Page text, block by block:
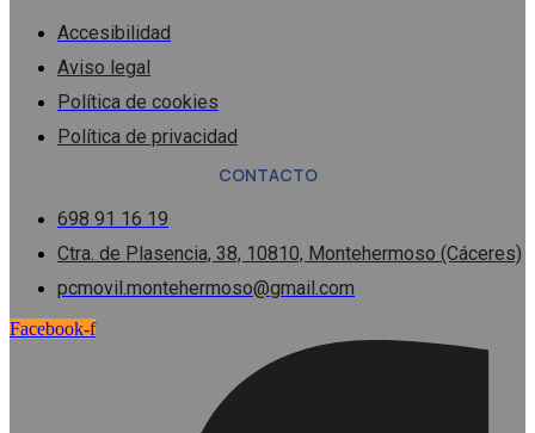
Accesibilidad
Aviso legal
Política de cookies
Política de privacidad
CONTACTO
698 91 16 19
Ctra. de Plasencia, 38, 10810, Montehermoso (Cáceres)
pcmovil.montehermoso@gmail.com
Facebook-f